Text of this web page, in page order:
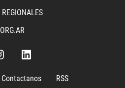
Contactanos RSS